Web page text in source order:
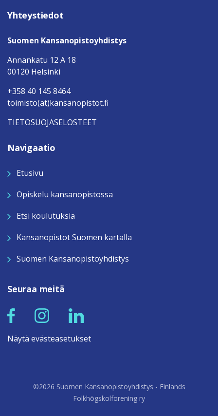
Yhteystiedot
Suomen Kansanopistoyhdistys
Annankatu 12 A 18
00120 Helsinki
+358 40 145 8464
toimisto(at)kansanopistot.fi
TIETOSUOJASELOSTEET
Navigaatio
Etusivu
Opiskelu kansanopistossa
Etsi koulutuksia
Kansanopistot Suomen kartalla
Suomen Kansanopistoyhdistys
Seuraa meitä
Näytä evästeasetukset
©2026 Suomen Kansanopistoyhdistys - Finlands
Folkhögskolförening ry